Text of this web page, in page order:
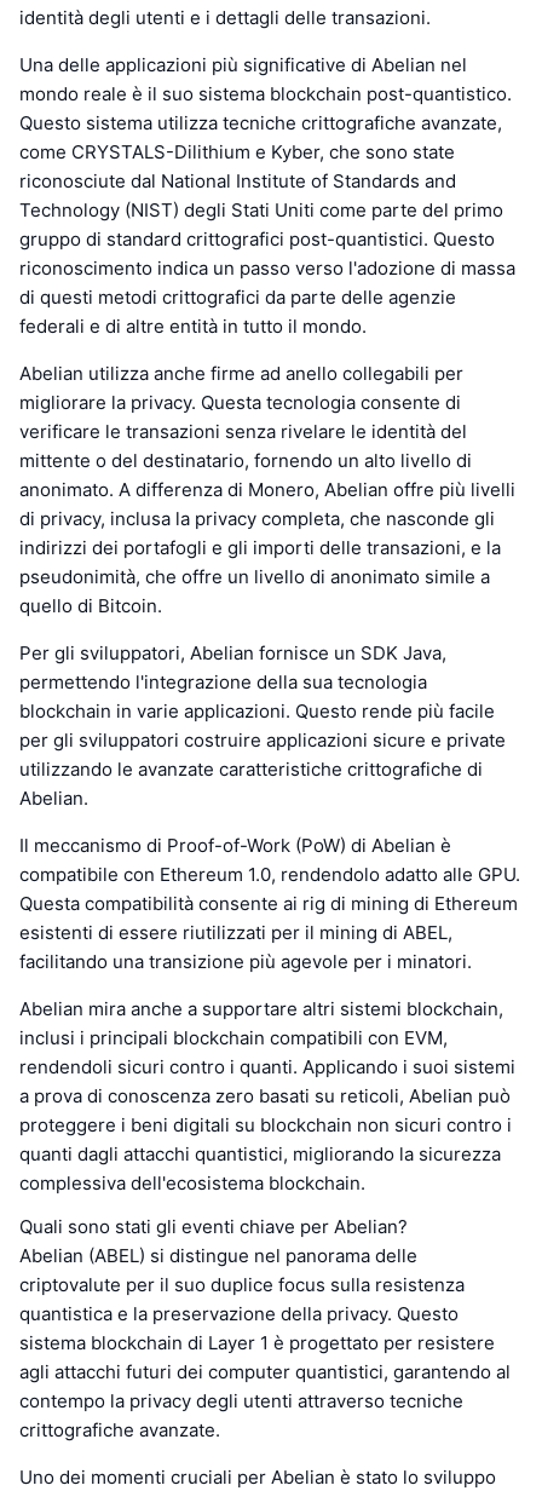
identità degli utenti e i dettagli delle transazioni.
Una delle applicazioni più significative di Abelian nel
mondo reale è il suo sistema blockchain post-quantistico.
Questo sistema utilizza tecniche crittografiche avanzate,
come CRYSTALS-Dilithium e Kyber, che sono state
riconosciute dal National Institute of Standards and
Technology (NIST) degli Stati Uniti come parte del primo
gruppo di standard crittografici post-quantistici. Questo
riconoscimento indica un passo verso l'adozione di massa
di questi metodi crittografici da parte delle agenzie
federali e di altre entità in tutto il mondo.
Abelian utilizza anche firme ad anello collegabili per
migliorare la privacy. Questa tecnologia consente di
verificare le transazioni senza rivelare le identità del
mittente o del destinatario, fornendo un alto livello di
anonimato. A differenza di Monero, Abelian offre più livelli
di privacy, inclusa la privacy completa, che nasconde gli
indirizzi dei portafogli e gli importi delle transazioni, e la
pseudonimità, che offre un livello di anonimato simile a
quello di Bitcoin.
Per gli sviluppatori, Abelian fornisce un SDK Java,
permettendo l'integrazione della sua tecnologia
blockchain in varie applicazioni. Questo rende più facile
per gli sviluppatori costruire applicazioni sicure e private
utilizzando le avanzate caratteristiche crittografiche di
Abelian.
Il meccanismo di Proof-of-Work (PoW) di Abelian è
compatibile con Ethereum 1.0, rendendolo adatto alle GPU.
Questa compatibilità consente ai rig di mining di Ethereum
esistenti di essere riutilizzati per il mining di ABEL,
facilitando una transizione più agevole per i minatori.
Abelian mira anche a supportare altri sistemi blockchain,
inclusi i principali blockchain compatibili con EVM,
rendendoli sicuri contro i quanti. Applicando i suoi sistemi
a prova di conoscenza zero basati su reticoli, Abelian può
proteggere i beni digitali su blockchain non sicuri contro i
quanti dagli attacchi quantistici, migliorando la sicurezza
complessiva dell'ecosistema blockchain.
Quali sono stati gli eventi chiave per Abelian?
Abelian (ABEL) si distingue nel panorama delle
criptovalute per il suo duplice focus sulla resistenza
quantistica e la preservazione della privacy. Questo
sistema blockchain di Layer 1 è progettato per resistere
agli attacchi futuri dei computer quantistici, garantendo al
contempo la privacy degli utenti attraverso tecniche
crittografiche avanzate.
Uno dei momenti cruciali per Abelian è stato lo sviluppo